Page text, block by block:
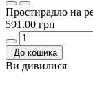
Простирадло на
591.00 грн
До кошика
Ви дивилися